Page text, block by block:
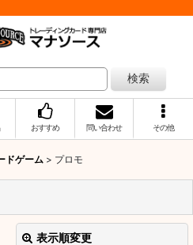
検索
おすすめ 問い合わせ その他
ドゲーム > プロモ
表示順変更